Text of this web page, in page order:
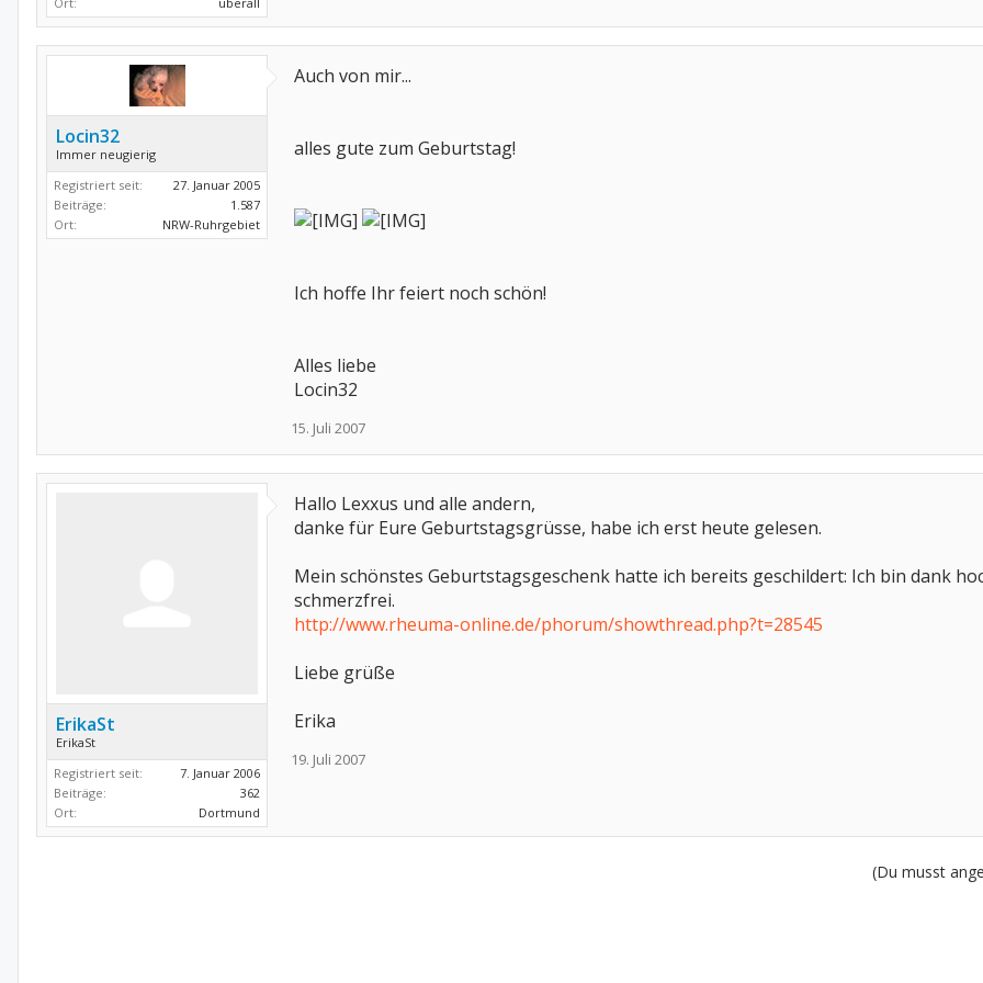
Locin32
Immer neugierig
Registriert seit:
27. Januar 2005
Beiträge:
1.587
Ort:
NRW-Ruhrgebiet
Auch von mir...
alles gute zum Geburtstag!
Ich hoffe Ihr feiert noch schön!
Alles liebe
Locin32
15. Juli 2007
ErikaSt
ErikaSt
Registriert seit:
7. Januar 2006
Beiträge:
362
Ort:
Dortmund
Hallo Lexxus und alle andern,
danke für Eure Geburtstagsgrüsse, habe ich erst heute gelesen.
Mein schönstes Geburtstagsgeschenk hatte ich bereits geschildert: Ich bin dank
schmerzfrei.
http://www.rheuma-online.de/phorum/showthread.php?t=28545
Liebe grüße
Erika
19. Juli 2007
(Du musst